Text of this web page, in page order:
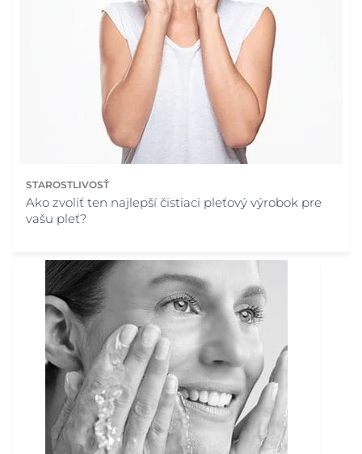
STAROSTLIVOSŤ
Ako zvoliť ten najlepší čistiaci pleťový výrobok pre
vašu pleť?